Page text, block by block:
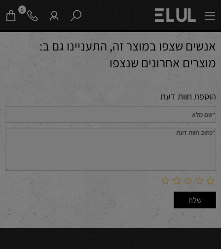
0
אנשים שצפו במוצר זה, התעניינו גם ב:
מוצרים אחרונים שנצפו
הוספת חוות דעת